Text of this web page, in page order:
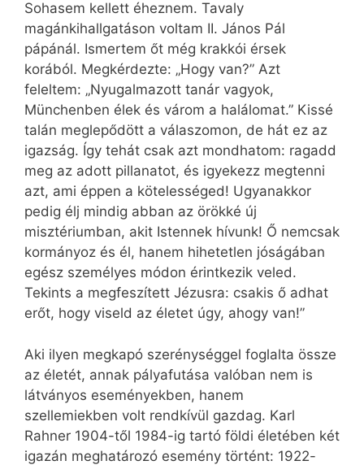
Sohasem kellett éheznem. Tavaly
magánkihallgatáson voltam II. János Pál
pápánál. Ismertem őt még krakkói érsek
korából. Megkérdezte: „Hogy van?” Azt
feleltem: „Nyugalmazott tanár vagyok,
Münchenben élek és várom a halálomat.” Kissé
talán meglepődött a válaszomon, de hát ez az
igazság. Így tehát csak azt mondhatom: ragadd
meg az adott pillanatot, és igyekezz megtenni
azt, ami éppen a kötelességed! Ugyanakkor
pedig élj mindig abban az örökké új
misztériumban, akit Istennek hívunk! Ő nemcsak
kormányoz és él, hanem hihetetlen jóságában
egész személyes módon érintkezik veled.
Tekints a megfeszített Jézusra: csakis ő adhat
erőt, hogy viseld az életet úgy, ahogy van!”
Aki ilyen megkapó szerénységgel foglalta össze
az életét, annak pályafutása valóban nem is
látványos eseményekben, hanem
szellemiekben volt rendkívül gazdag. Karl
Rahner 1904-től 1984-ig tartó földi életében két
igazán meghatározó esemény történt: 1922-